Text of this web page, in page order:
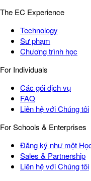
The EC Experience
Technology
Sư phạm
Chương trình học
For Individuals
Các gói dịch vụ
FAQ
Liên hệ với Chúng tôi
For Schools & Enterprises
Đăng ký như một
Sales & Partnership
Liên hệ với Chúng tôi